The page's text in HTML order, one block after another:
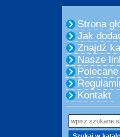
Strona
Jak
Znajdź
Nasze
Kontakt